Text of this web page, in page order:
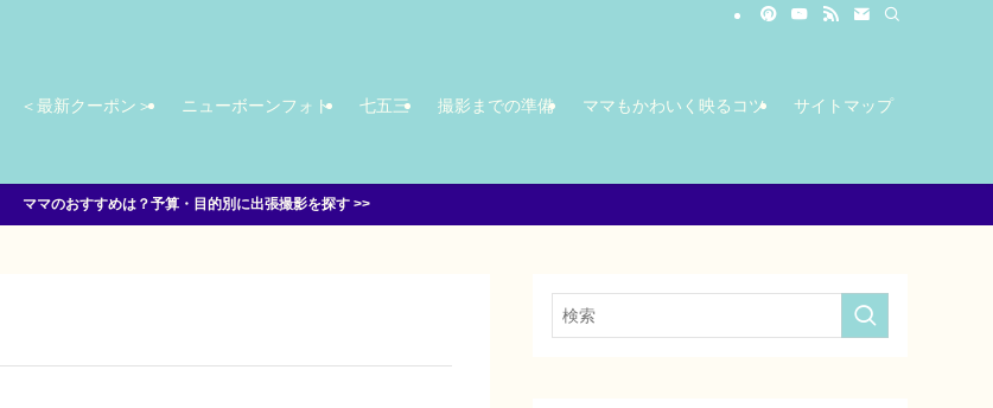
＜最新クーポン＞ ニューボーンフォト 七五三 撮影までの準備 ママもかわいく映るコツ サイトマップ
ママのおすすめは？予算・目的別に出張撮影を探す >>